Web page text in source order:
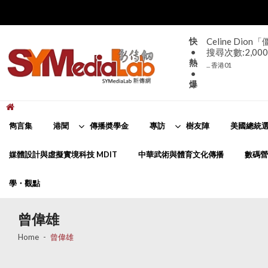
navigation
content
快
•
熱
•
爆
Celine Dion「
搜尋次數
... 香港01
雋言集 港聞 傳播奬學金 專訪 樹友陣 美國總統
媒體設計與虛擬實境科技 MDIT 中華武術與體育文化傳播 數碼
學・觀點
曾偉雄
Home 曾偉雄